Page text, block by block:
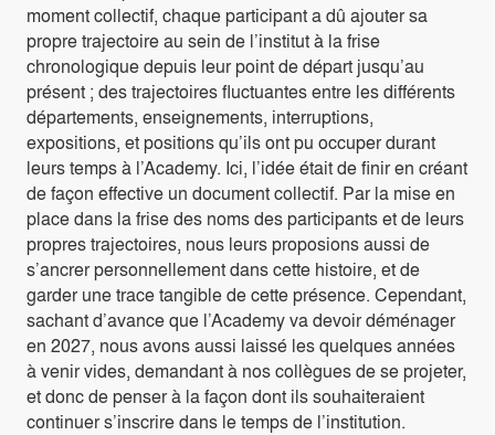
moment collectif, chaque participant a dû ajouter sa
propre trajectoire au sein de l’institut à la frise
chronologique depuis leur point de départ jusqu’au
présent ; des trajectoires fluctuantes entre les différents
départements, enseignements, interruptions,
expositions, et positions qu’ils ont pu occuper durant
leurs temps à l’Academy. Ici, l’idée était de finir en créant
de façon effective un document collectif. Par la mise en
place dans la frise des noms des participants et de leurs
propres trajectoires, nous leurs proposions aussi de
s’ancrer personnellement dans cette histoire, et de
garder une trace tangible de cette présence. Cependant,
sachant d’avance que l’Academy va devoir déménager
en 2027, nous avons aussi laissé les quelques années
à venir vides, demandant à nos collègues de se projeter,
et donc de penser à la façon dont ils souhaiteraient
continuer s’inscrire dans le temps de l’institution.